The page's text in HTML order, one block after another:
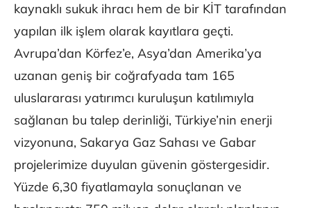
kaynaklı sukuk ihracı hem de bir KİT tarafından
yapılan ilk işlem olarak kayıtlara geçti.
Avrupa’dan Körfez’e, Asya’dan Amerika’ya
uzanan geniş bir coğrafyada tam 165
uluslararası yatırımcı kuruluşun katılımıyla
sağlanan bu talep derinliği, Türkiye’nin enerji
vizyonuna, Sakarya Gaz Sahası ve Gabar
projelerimize duyulan güvenin göstergesidir.
Yüzde 6,30 fiyatlamayla sonuçlanan ve